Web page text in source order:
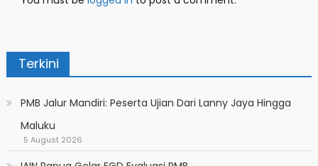
Terkini
PMB Jalur Mandiri: Peserta Ujian Dari Lanny Jaya Hingga
Maluku
5 August 2026